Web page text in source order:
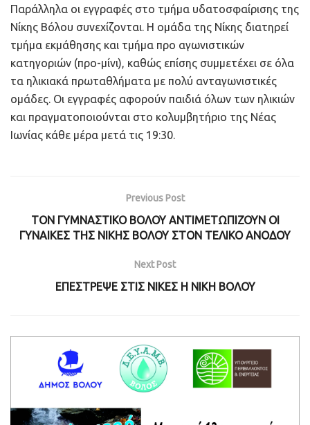
Παράλληλα οι εγγραφές στο τμήμα υδατοσφαίρισης της
Νίκης Βόλου συνεχίζονται. Η ομάδα της Νίκης διατηρεί
τμήμα εκμάθησης και τμήμα προ αγωνιστικών
κατηγοριών (προ-μίνι), καθώς επίσης συμμετέχει σε όλα
τα ηλικιακά πρωταθλήματα με πολύ ανταγωνιστικές
ομάδες. Οι εγγραφές αφορούν παιδιά όλων των ηλικιών
και πραγματοποιούνται στο κολυμβητήριο της Νέας
Ιωνίας κάθε μέρα μετά τις 19:30.
Previous Post
ΤΟΝ ΓΥΜΝΑΣΤΙΚΟ ΒΟΛΟΥ ΑΝΤΙΜΕΤΩΠΙΖΟΥΝ ΟΙ
ΓΥΝΑΙΚΕΣ ΤΗΣ ΝΙΚΗΣ ΒΟΛΟΥ ΣΤΟΝ ΤΕΛΙΚΟ ΑΝΟΔΟΥ
Next Post
ΕΠΕΣΤΡΕΨΕ ΣΤΙΣ ΝΙΚΕΣ Η ΝΙΚΗ ΒΟΛΟΥ